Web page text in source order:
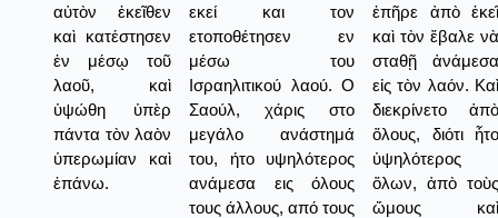
αὐτὸν ἐκεῖθεν
καὶ κατέστησεν
ἐν μέσῳ τοῦ
λαοῦ, καὶ
ὑψώθη ὑπὲρ
πάντα τὸν λαὸν
ὑπερωμίαν καὶ
ἐπάνω.
εκεί και τον
ετοποθέτησεν εν
μέσω του
Ισραηλιτικού λαού. Ο
Σαούλ, χάρις στο
μεγάλο ανάστημά
του, ήτο υψηλότερος
ανάμεσα εις όλους
τους άλλους, από τους
ἐπῆρε ἀπὸ ἐκεῖ
καὶ τὸν ἔβαλε νὰ
σταθῇ ἀνάμεσα
εἰς τὸν λαόν. Καὶ
διεκρίνετο ἀπὸ
ὅλους, διότι ἦτο
ὑψηλότερος
ὅλων, ἀπὸ τοὺς
ὤμους καὶ